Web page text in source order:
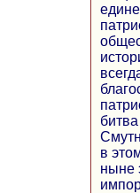
в
ныне